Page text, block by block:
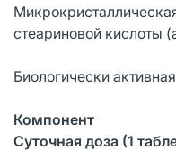
стеариновой кислоты
Биологически
Компонент
Суточная доза (1